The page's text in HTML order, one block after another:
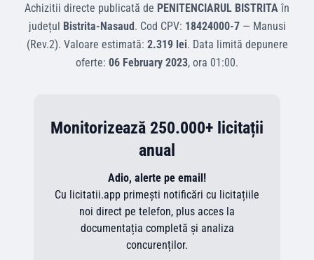
Achizitii directe publicată de PENITENCIARUL BISTRITA în
județul Bistrita-Nasaud. Cod CPV: 18424000-7— Manusi
(Rev.2). Valoare estimată: 2.319 lei. Data limită depunere
oferte: 06 February 2023, ora 01:00.
Monitorizează 250.000+ licitații
anual
Adio, alerte pe email!
Cu licitatii.app primești notificări cu licitațiile
noi direct pe telefon, plus acces la
documentația completă și analiza
concurenților.